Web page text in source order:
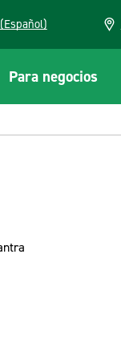
USA (Español)
Para negocios